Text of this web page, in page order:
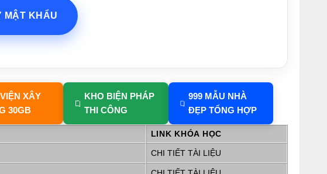
MẬT KHẨU
XÂY
30GB
KHO BIỆN PHÁP
THI CÔNG
999 MẪU NHÀ
ĐẸP TỔNG HỢP
LINK KHÓA HỌC
CHI TIẾT TÀI LIỆU